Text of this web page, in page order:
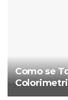
Como se